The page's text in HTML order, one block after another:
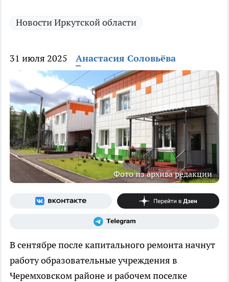
Новости Иркутской области
31 июля 2025 Анастасия Соловьёва
Фото из архива редакции
В сентябре после капитального ремонта начнут
работу образовательные учреждения в
Черемховском районе и рабочем поселке